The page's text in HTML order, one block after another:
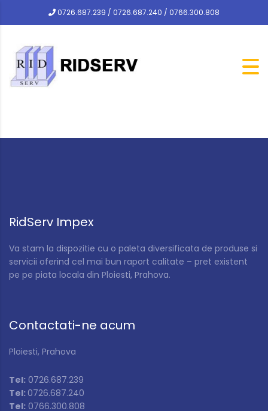
0726.687.239 / 0726.687.240 / 0766.300.808
RidServ Impex
Va stam la dispozitie cu o paleta diversificata de produse si
servicii oferind cel mai bun raport calitate – pret existent
pe pe piata locala din Ploiesti, Prahova.
Contactati-ne acum
Ploiesti, Prahova
Tel: 0726.687.239
Tel: 0726.687.240
Tel: 0766.300.808